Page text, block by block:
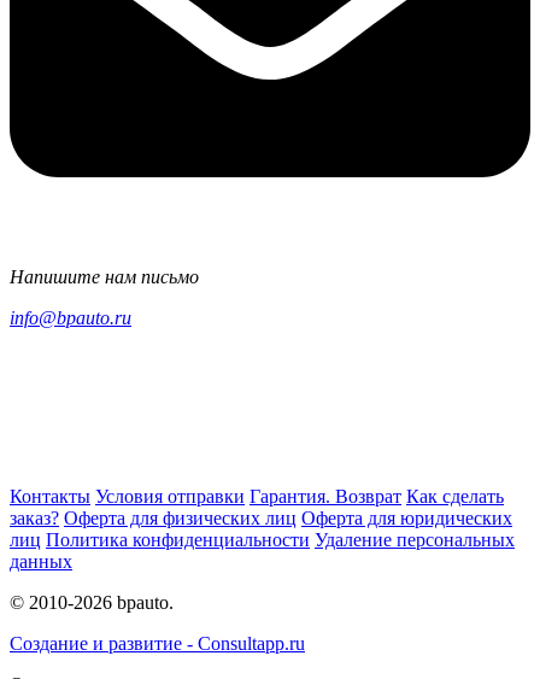
Напишите нам письмо
info@bpauto.ru
Контакты Условия отправки Гарантия. Возврат Как сделать
заказ? Оферта для физических лиц Оферта для юридических
лиц Политика конфиденциальности Удаление персональных
данных
© 2010-2026 bpauto.
Создание и развитие - Consultapp.ru